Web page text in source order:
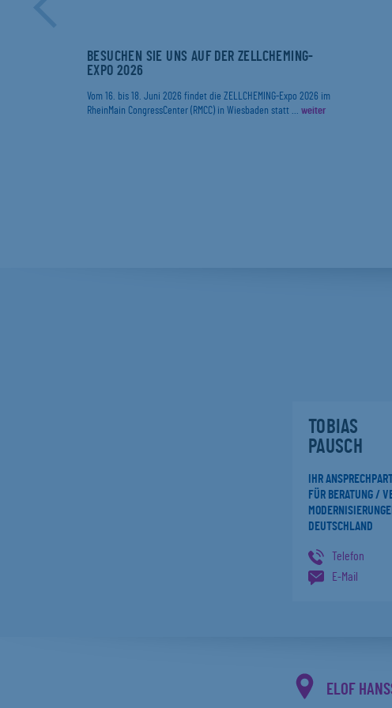
BESUCHEN SIE UNS AUF DER ZELLCHEMING-
EXPO 2026
Vom 16. bis 18. Juni 2026 findet die ZELLCHEMING-Expo 2026 im
RheinMain CongressCenter (RMCC) in Wiesbaden statt ... weiter
TOBIAS
PAUSCH
IHR
FÜR BERATUNG /
DEUTSCHLAND
Telefon
E-Mail
ELOF